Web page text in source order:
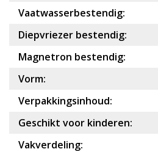
Vaatwasserbestendig:
Diepvriezer bestendig:
Magnetron bestendig:
Vorm:
Verpakkingsinhoud:
Geschikt voor kinderen:
Vakverdeling: